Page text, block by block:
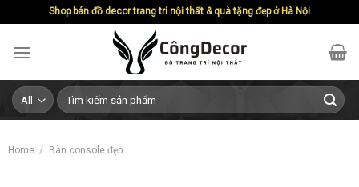
content
Shop bán đồ decor trang trí nội thất & quà tặng đẹp ở Hà Nội
Search
for:
Home / Bàn console đẹp